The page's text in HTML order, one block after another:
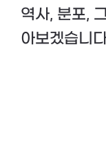
역사, 분포,
아보겠습니